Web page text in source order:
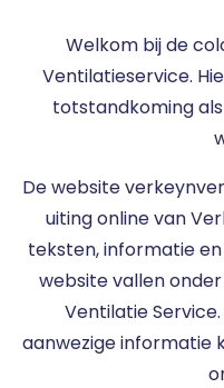
Welkom bij de
Ventilatieservice.
totstandkoming
De website
uiting online van
teksten, informatie
website vallen
Ventilatie
aanwezige informatie